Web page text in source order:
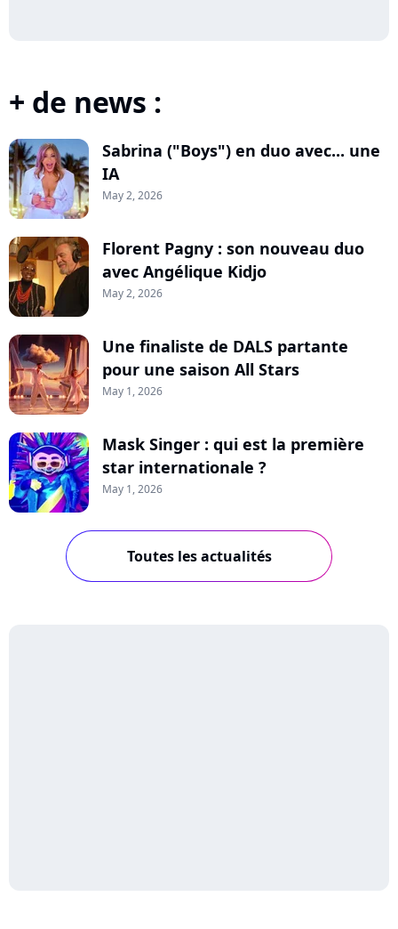
+ de news :
Sabrina ("Boys") en duo avec... une
IA
May 2, 2026
Florent Pagny : son nouveau duo
avec Angélique Kidjo
May 2, 2026
Une finaliste de DALS partante
pour une saison All Stars
May 1, 2026
Mask Singer : qui est la première
star internationale ?
May 1, 2026
Toutes les actualités